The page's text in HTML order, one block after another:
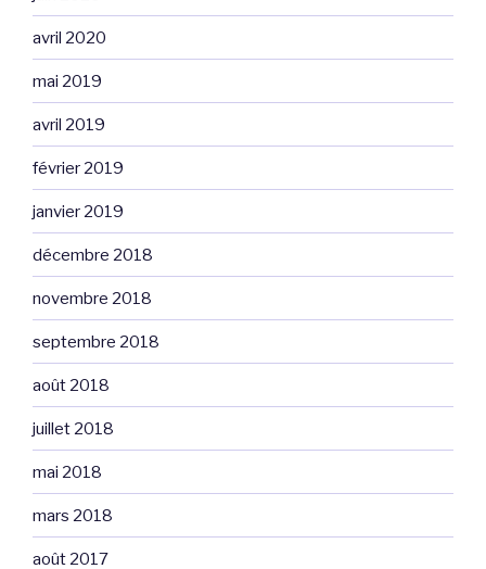
avril 2020
mai 2019
avril 2019
février 2019
janvier 2019
décembre 2018
novembre 2018
septembre 2018
août 2018
juillet 2018
mai 2018
mars 2018
août 2017